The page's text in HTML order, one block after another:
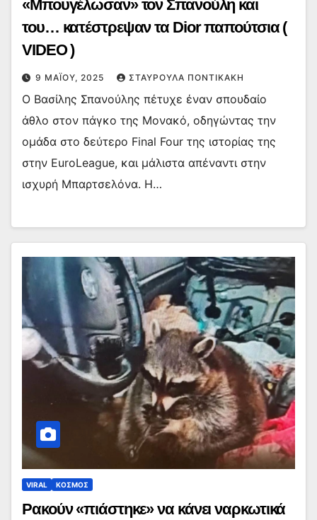
«Μπουγέλωσαν» τον Σπανούλη και
του… κατέστρεψαν τα Dior παπούτσια (
VIDEO )
9 ΜΑΪ́ΟΥ, 2025 ΣΤΑΥΡΟΎΛΑ ΠΟΝΤΙΚΆΚΗ
Ο Βασίλης Σπανούλης πέτυχε έναν σπουδαίο
άθλο στον πάγκο της Μονακό, οδηγώντας την
ομάδα στο δεύτερο Final Four της ιστορίας της
στην EuroLeague, και μάλιστα απέναντι στην
ισχυρή Μπαρτσελόνα. Η…
VIRAL ΚΟΣΜΟΣ
Ρακούν «πιάστηκε» να κάνει ναρκωτικά